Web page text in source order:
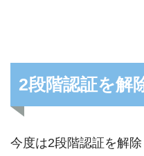
2段階認証を解
今度は2段階認証を解除